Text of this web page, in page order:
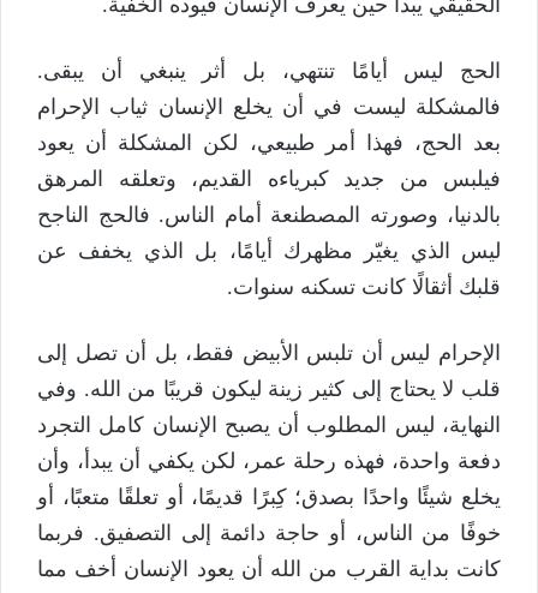
الحج ليس أيامًا تنتهي، بل أثر ينبغي أن يبقى.
فالمشكلة ليست في أن يخلع الإنسان ثياب الإحرام
بعد الحج، فهذا أمر طبيعي، لكن المشكلة أن يعود
فيلبس من جديد كبرياءه القديم، وتعلقه المرهق
بالدنيا، وصورته المصطنعة أمام الناس. فالحج الناجح
ليس الذي يغيّر مظهرك أيامًا، بل الذي يخفف عن
قلبك أثقالًا كانت تسكنه سنوات.
الإحرام ليس أن تلبس الأبيض فقط، بل أن تصل إلى
قلب لا يحتاج إلى كثير زينة ليكون قريبًا من الله. وفي
النهاية، ليس المطلوب أن يصبح الإنسان كامل التجرد
دفعة واحدة، فهذه رحلة عمر، لكن يكفي أن يبدأ، وأن
يخلع شيئًا واحدًا بصدق؛ كِبرًا قديمًا، أو تعلقًا متعبًا، أو
خوفًا من الناس، أو حاجة دائمة إلى التصفيق. فربما
كانت بداية القرب من الله أن يعود الإنسان أخف مما